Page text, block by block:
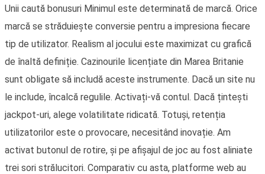
Unii caută bonusuri Minimul este determinată de marcă. Orice
marcă se străduiește conversie pentru a impresiona fiecare
tip de utilizator. Realism al jocului este maximizat cu grafică
de înaltă definiție. Cazinourile licențiate din Marea Britanie
sunt obligate să includă aceste instrumente. Dacă un site nu
le include, încalcă regulile. Activați-vă contul. Dacă țintești
jackpot-uri, alege volatilitate ridicată. Totuși, retenția
utilizatorilor este o provocare, necesitând inovație. Am
activat butonul de rotire, și pe afișajul de joc au fost aliniate
trei sori strălucitori. Comparativ cu asta, platforme web au